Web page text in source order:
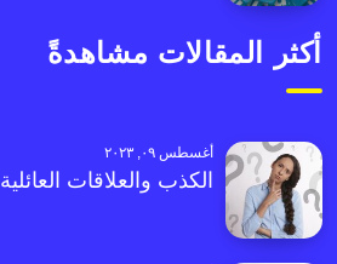
أكثر المقالات مشاهدةً
أغسطس ٠٩, ٢٠٢٣
الكذب والعلاقات العائلية